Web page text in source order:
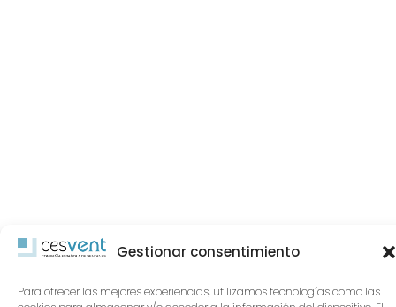
Gestionar consentimiento
Para ofrecer las mejores experiencias, utilizamos tecnologías como las